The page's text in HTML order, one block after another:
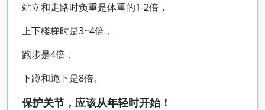
站立和走路时负重是体重的1-2倍，
上下楼梯时是3~4倍，
跑步是4倍，
下蹲和跪下是8倍。
保护关节，应该从年轻时开始！